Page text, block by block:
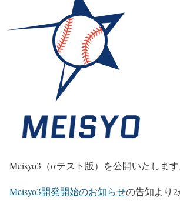
Meisyo3（αテスト版）を公開いたします
Meisyo3開発開始のお知らせの告知より